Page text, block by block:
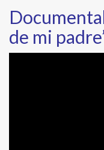
de mi padre’